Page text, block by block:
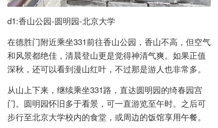
d1:香山公园-圆明园-北京大学
在德胜门附近乘坐331前往香山公园，香山不高，但空气
和风景都绝佳，清晨登山更是觉得神清气爽。如果正值
深秋，还可以看到漫山红叶，不过那是游人也非常多。
从山上下来，继续乘坐331路，直达圆明园的绮春园宫
门。圆明园怀旧多于看景，可一直游览至午时。之后可
步行至北京大学校内的食堂，或周边的饭馆享用午餐。